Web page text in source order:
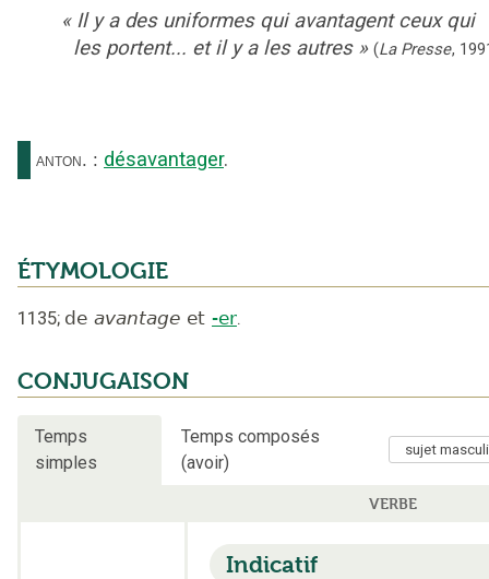
« Il y a des uniformes qui avantagent ceux qui
les portent... et il y a les autres » (La Presse,
anton. : désavantager.
ÉTYMOLOGIE
1135; de avantage et -er.
CONJUGAISON
Temps
simples
Temps composés
(avoir)
VERBE
Indicatif